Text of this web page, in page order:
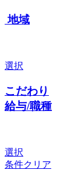
地域
選択
こだわり
給与/職種
選択
条件クリア